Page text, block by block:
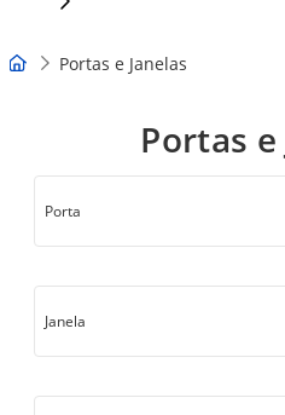
Portas e Janelas
Portas e
Porta
Janela